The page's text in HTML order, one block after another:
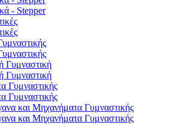
- Stepper
Γυμναστική
Γυμναστική
Γυμναστικής
Γυμναστικής
και Μηχανήματα Γυμναστικής
και Μηχανήματα Γυμναστικής